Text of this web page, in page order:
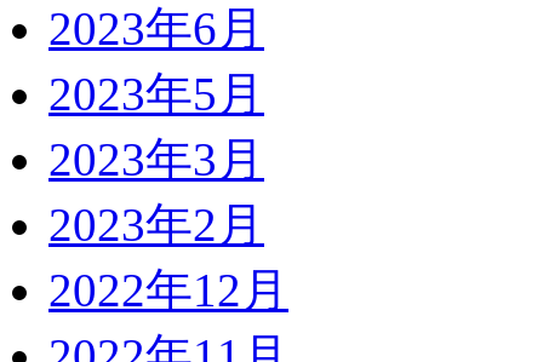
2023年6月
2023年5月
2023年3月
2023年2月
2022年12月